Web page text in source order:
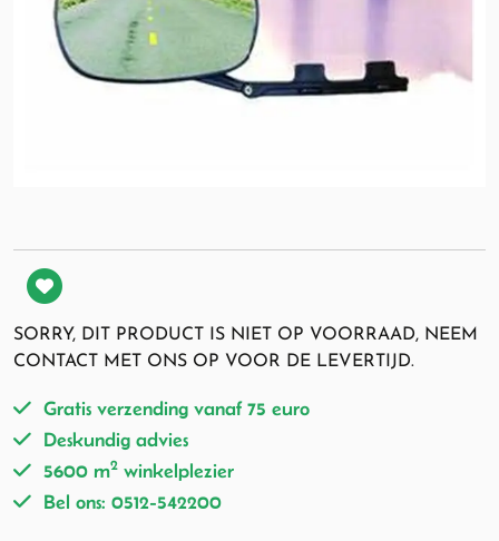
SORRY, DIT PRODUCT IS NIET OP VOORRAAD, NEEM
CONTACT MET ONS OP VOOR DE LEVERTIJD.
Gratis verzending vanaf 75 euro
Deskundig advies
5600 m2 winkelplezier
Bel ons: 0512-542200